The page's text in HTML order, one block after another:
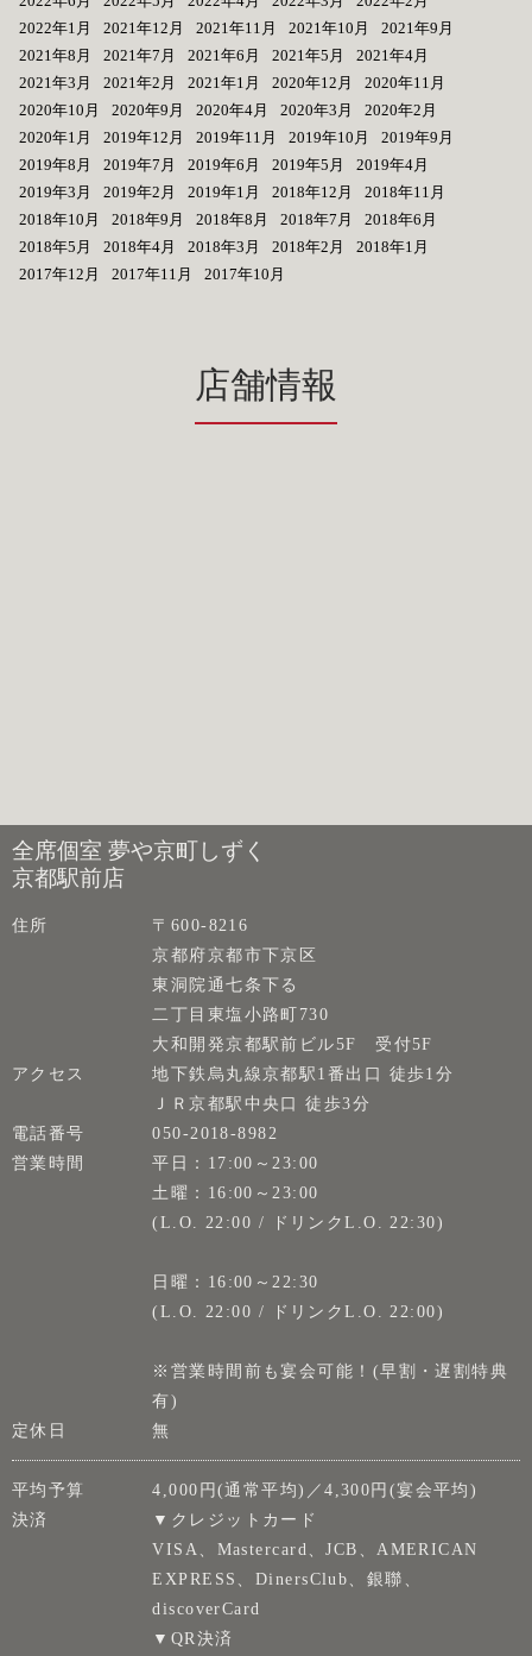
2022年1月
2021年12月 2021年11月 2021年10月
2021年9月
2021年8月
2021年7月 2021年6月 2021年5月
2021年4月
2021年3月
2021年2月 2021年1月 2020年12月
2020年11月
2020年10月
2020年9月 2020年4月 2020年3月
2020年2月
2020年1月
2019年12月 2019年11月 2019年10月
2019年9月
2019年8月
2019年7月 2019年6月 2019年5月
2019年4月
2019年3月
2019年2月 2019年1月 2018年12月
2018年11月
2018年10月
2018年9月 2018年8月 2018年7月
2018年6月
2018年5月
2018年4月 2018年3月 2018年2月
2018年1月
2017年12月
2017年11月 2017年10月
店舗情報
全席個室 夢や京町しずく
京都駅前店
住所
〒600-8216
京都府京都市下京区
東洞院通七条下る
二丁目東塩小路町730
大和開発京都駅前ビル5F 受付5F
アクセス
地下鉄烏丸線京都駅1番出口 徒歩1分
ＪＲ京都駅中央口 徒歩3分
電話番号
050-2018-8982
営業時間
平日：17:00～23:00
土曜：16:00～23:00
(L.O. 22:00 / ドリンクL.O. 22:30)
日曜：16:00～22:30
(L.O. 22:00 / ドリンクL.O. 22:00)
※営業時間前も宴会可能！(早割・遅割特典
有)
定休日
無
平均予算
4,000円(通常平均)／4,300円(宴会平均)
決済
▼クレジットカード
VISA、Mastercard、JCB、AMERICAN
EXPRESS、DinersClub、銀聯、
discoverCard
▼QR決済